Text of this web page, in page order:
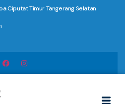
Ciputat Timur Tangerang Selatan